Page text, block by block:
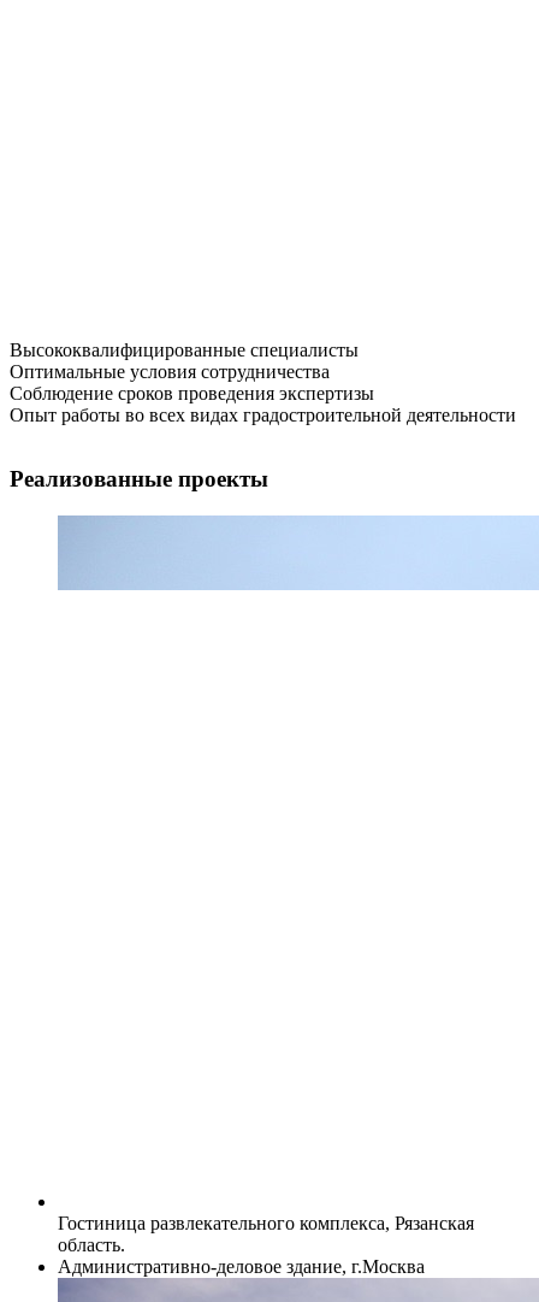
Высококвалифицированные специалисты
Оптимальные условия сотрудничества
Соблюдение сроков проведения экспертизы
Опыт работы во всех видах градостроительной деятельности
Реализованные проекты
Гостиница развлекательного комплекса, Рязанская
область.
Административно-деловое здание, г.Москва